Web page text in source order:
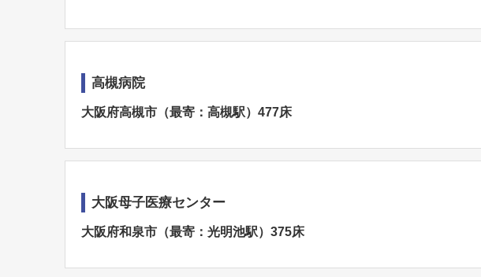
高槻病院
大阪府高槻市（最寄：高槻駅）477床
大阪母子医療センター
大阪府和泉市（最寄：光明池駅）375床